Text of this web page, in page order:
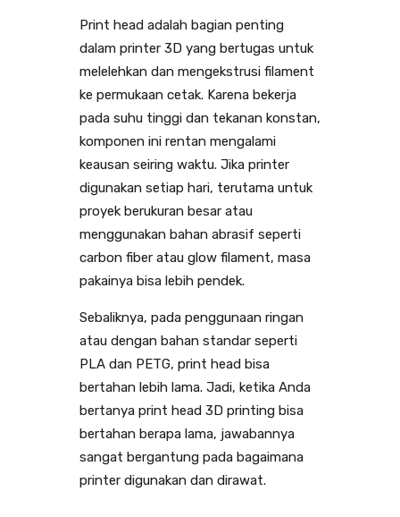
Print head adalah bagian penting
dalam printer 3D yang bertugas untuk
melelehkan dan mengekstrusi filament
ke permukaan cetak. Karena bekerja
pada suhu tinggi dan tekanan konstan,
komponen ini rentan mengalami
keausan seiring waktu. Jika printer
digunakan setiap hari, terutama untuk
proyek berukuran besar atau
menggunakan bahan abrasif seperti
carbon fiber atau glow filament, masa
pakainya bisa lebih pendek.
Sebaliknya, pada penggunaan ringan
atau dengan bahan standar seperti
PLA dan PETG, print head bisa
bertahan lebih lama. Jadi, ketika Anda
bertanya print head 3D printing bisa
bertahan berapa lama, jawabannya
sangat bergantung pada bagaimana
printer digunakan dan dirawat.